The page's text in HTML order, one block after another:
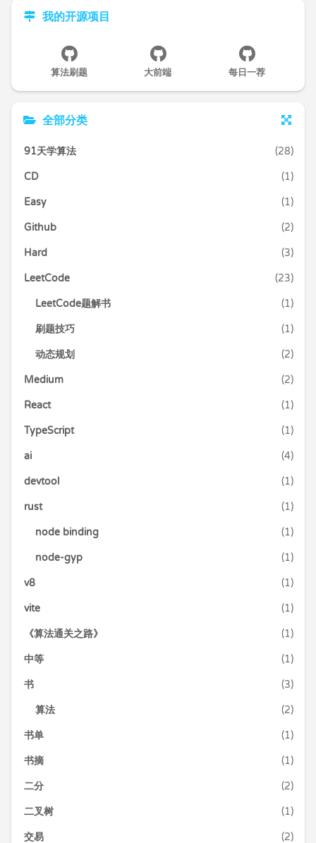
我的开源项目
算法刷题 大前端 每日一荐
全部分类
91天学算法 (28)
CD (1)
Easy (1)
Github (2)
Hard (3)
LeetCode (23)
LeetCode题解书 (1)
刷题技巧 (1)
动态规划 (2)
Medium (2)
React (1)
TypeScript (1)
ai (4)
devtool (1)
rust (1)
node binding (1)
node-gyp (1)
v8 (1)
vite (1)
《算法通关之路》 (1)
中等 (1)
书 (3)
算法 (2)
书单 (1)
书摘 (1)
二分 (2)
二叉树 (1)
交易 (2)